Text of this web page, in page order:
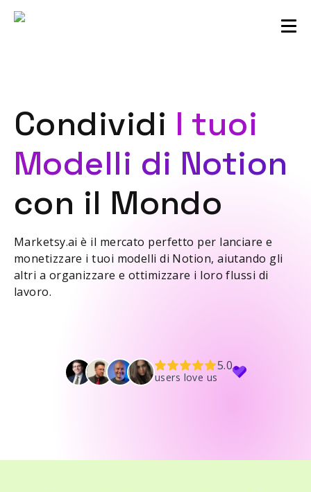
Condividi I tuoi
Modelli di Notion
con il Mondo
Marketsy.ai è il mercato perfetto per lanciare e
monetizzare i tuoi modelli di Notion, aiutando gli
altri a organizzare e ottimizzare i loro flussi di
lavoro.
5.0
users love us